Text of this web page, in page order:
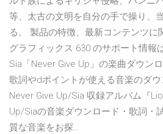
等、太古の文明を自分の手で操り、
る。 製品の特徴、最新コンテンツ
グラフィックス 630 のサポート情報
Sia「Never Give Up」の楽曲ダウン
歌詞やdポイントが使える音楽のダウ
Never Give Up/Sia 収録アルバム『
Up/Siaの音楽ダウンロード・歌詞・
質な音楽をお探…